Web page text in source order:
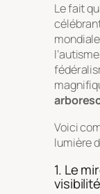
Le fait
Voici
lumière
1. Le